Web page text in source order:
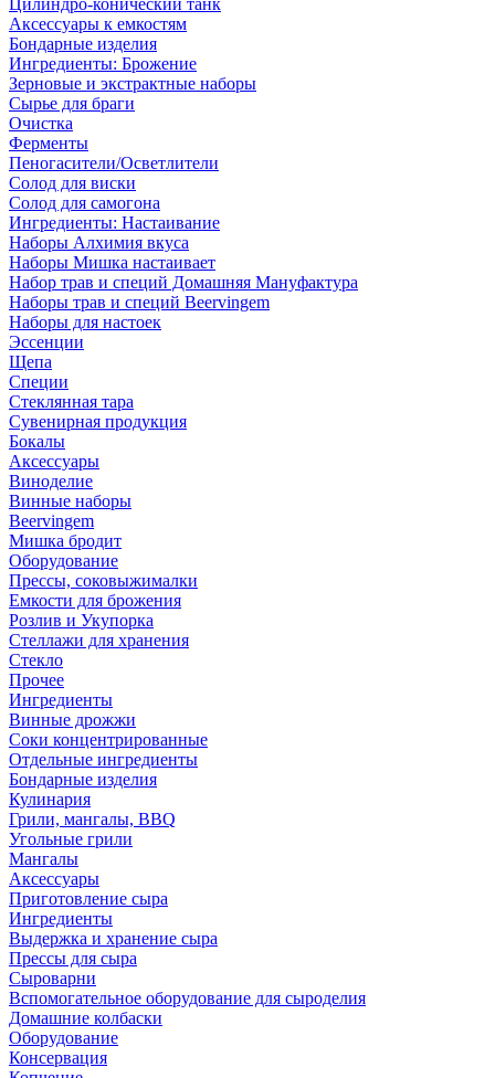
Цилиндро-конический танк
Аксессуары к емкостям
Бондарные изделия
Ингредиенты: Брожение
Зерновые и экстрактные наборы
Сырье для браги
Очистка
Ферменты
Пеногасители/Осветлители
Солод для виски
Солод для самогона
Ингредиенты: Настаивание
Наборы Алхимия вкуса
Наборы Мишка настаивает
Набор трав и специй Домашняя Мануфактура
Наборы трав и специй Beervingem
Наборы для настоек
Эссенции
Щепа
Специи
Стеклянная тара
Сувенирная продукция
Бокалы
Аксессуары
Виноделие
Винные наборы
Beervingem
Мишка бродит
Оборудование
Прессы, соковыжималки
Емкости для брожения
Розлив и Укупорка
Стеллажи для хранения
Стекло
Прочее
Ингредиенты
Винные дрожжи
Соки концентрированные
Отдельные ингредиенты
Бондарные изделия
Кулинария
Грили, мангалы, BBQ
Угольные грили
Мангалы
Аксессуары
Приготовление сыра
Ингредиенты
Выдержка и хранение сыра
Прессы для сыра
Сыроварни
Вспомогательное оборудование для сыроделия
Домашние колбаски
Оборудование
Консервация